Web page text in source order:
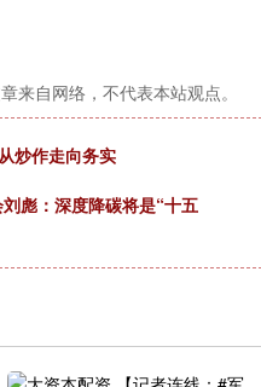
来自网络，不代表本站观点。
炒作走向务实
彪：深度降碳将是“十五